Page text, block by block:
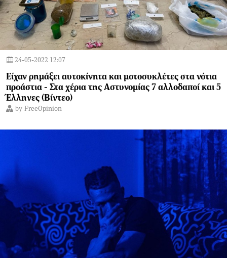
24-05-2022 12:07
Είχαν ρημάξει αυτοκίνητα και μοτοσυκλέτες στα νότια
προάστια - Στα χέρια της Αστυνομίας 7 αλλοδαποί και 5
Έλληνες (Βίντεο)
by FreeOpinion